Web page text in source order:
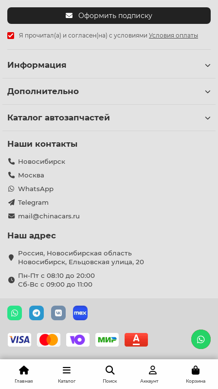
Оформить подписку
Я прочитал(а) и согласен(на) с условиями Условия оплаты
Информация
Дополнительно
Каталог автозапчастей
Наши контакты
Новосибирск
Москва
WhatsApp
Telegram
mail@chinacars.ru
Наш адрес
Россия, Новосибирская область
Новосибирск, Ельцовская улица, 20
Пн-Пт с 08:10 до 20:00
Сб-Вс с 09:00 до 11:00
Главная Каталог Поиск Аккаунт Корзина